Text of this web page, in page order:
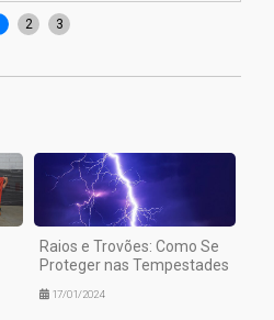
2 3
Raios e Trovões: Como Se
Proteger nas Tempestades
17/01/2024